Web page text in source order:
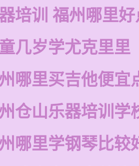
培训 福州哪里
几岁学尤克里里
哪里买吉他便宜
仓山乐器培训学
哪里学钢琴比较